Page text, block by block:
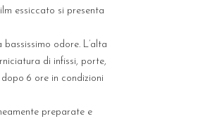
essiccato si presenta
odore. L’alta
di infissi, porte,
6 ore in condizioni
preparate e